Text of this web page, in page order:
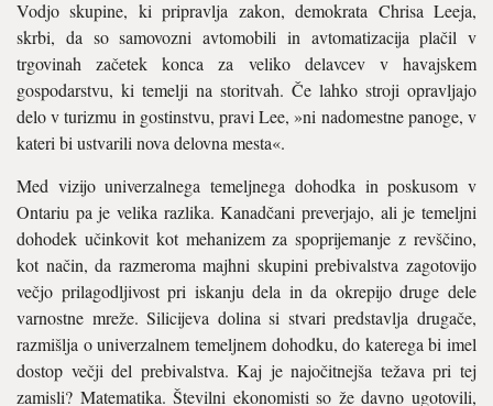
Vodjo skupine, ki pripravlja zakon, demokrata Chrisa Leeja,
skrbi, da so samovozni avtomobili in avtomatizacija plačil v
trgovinah začetek konca za veliko delavcev v havajskem
gospodar­stvu, ki temelji na storitvah. Če lahko stro­ji opravljajo
delo v turizmu in gostinstvu, pravi Lee, »ni nadomestne panoge, v
kateri bi ustvarili nova delovna mesta«.
Med vizijo univerzalnega temeljnega do­hodka in poskusom v
Ontariu pa je velika razlika. Kanadčani preverjajo, ali je te­meljni
dohodek učinkovit kot mehanizem za spoprijemanje z revščino,
kot način, da razmeroma majhni skupini prebivalstva zagotovijo
večjo prilagodljivost pri iskanju dela in da okrepijo druge dele
varnostne mreže. Silicijeva dolina si stvari predstavlja drugače,
razmišlja o univerzalnem temelj­nem dohodku, do katerega bi imel
dostop večji del prebivalstva. Kaj je najočitnejša težava pri tej
zamisli? Matematika. Števil­ni ekonomisti so že davno ugotovili,